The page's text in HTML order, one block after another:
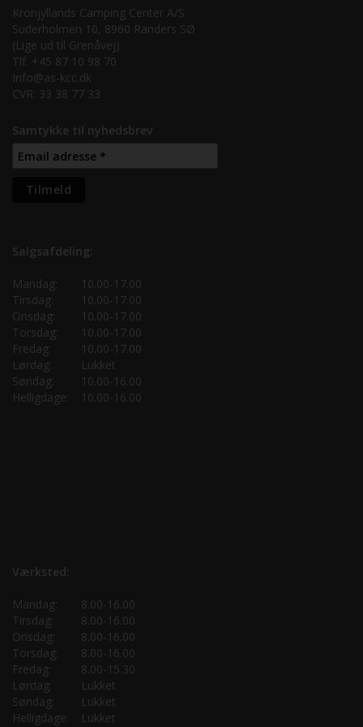
Kronjyllands Camping Center A/S
Suderholmen 10, 8960 Randers SØ
(Lige ud til Grenåvej)
Tlf. +45 87 10 98 70
Info@as-kcc.dk
CVR: 33 38 77 33
Samtykke til nyhedsbrev
Salgsafdeling:
Mandag:
10.00-17.00
Tirsdag:
10.00-17.00
Onsdag:
10.00-17.00
Torsdag:
10.00-17.00
Fredag:
10.00-17.00
Lørdag:
Lukket
Søndag:
10.00-16.00
Helligdage:
10.00-16.00
Værksted:
Mandag:
8.00-16.00
Tirsdag:
8.00-16.00
Onsdag:
8.00-16.00
Torsdag:
8.00-16.00
Fredag:
8.00-15.30
Lørdag:
Lukket
Søndag:
Lukket
Helligdage:
Lukket